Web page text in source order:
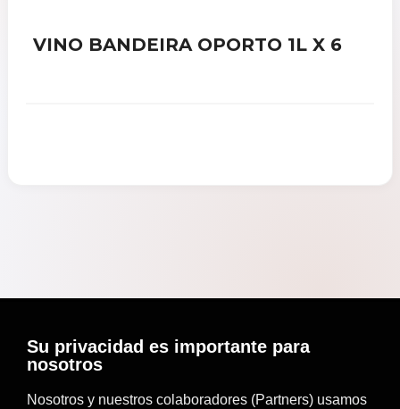
VINO BANDEIRA OPORTO 1L X 6
Su privacidad es importante para
nosotros
Nosotros y nuestros colaboradores (Partners) usamos